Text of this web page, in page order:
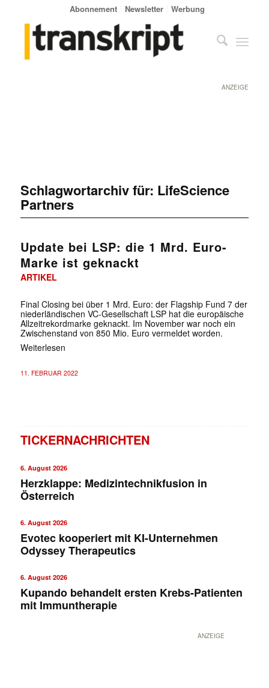
Abonnement Newsletter Werbung
ANZEIGE
Schlagwortarchiv für: LifeScience
Partners
Update bei LSP: die 1 Mrd. Euro-
Marke ist geknackt
ARTIKEL
Final Closing bei über 1 Mrd. Euro: der Flagship Fund 7 der
niederländischen VC-Gesellschaft LSP hat die europäische
Allzeitrekordmarke geknackt. Im November war noch ein
Zwischenstand von 850 Mio. Euro vermeldet worden.
Weiterlesen
11. FEBRUAR 2022
TICKERNACHRICHTEN
6. August 2026
Herzklappe: Medizintechnikfusion in
Österreich
6. August 2026
Evotec kooperiert mit KI-Unternehmen
Odyssey Therapeutics
6. August 2026
Kupando behandelt ersten Krebs-Patienten
mit Immuntherapie
ANZEIGE